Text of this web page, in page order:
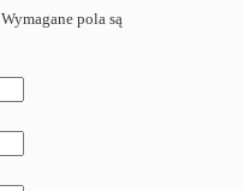
Wymagane pola są